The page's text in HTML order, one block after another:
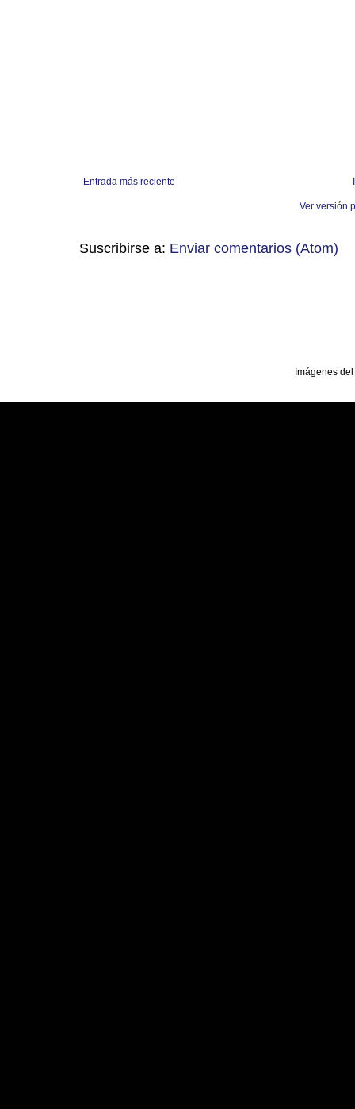
Entrada más reciente
Ver versión
Suscribirse a: Enviar comentarios (Atom)
Imágenes